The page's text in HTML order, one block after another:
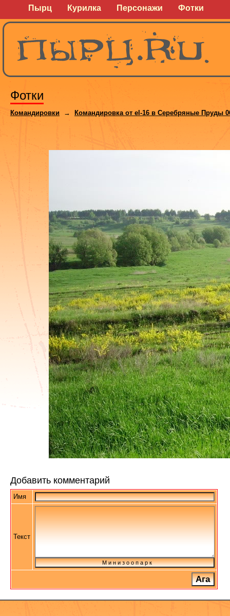
Пырц Курилка Персонажи Фотки
Фотки
Командировки → Командировка от el-16 в Серебряные Пруды
Добавить комментарий
Имя
Текст
М и н и з о о п а р к